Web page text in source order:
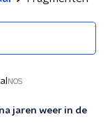
NOS
jaren weer in de